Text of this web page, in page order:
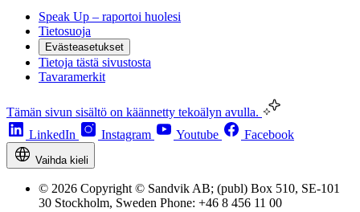
Speak Up – raportoi huolesi
Tietosuoja
Evästeasetukset
Tietoja tästä sivustosta
Tavaramerkit
Tämän sivun sisältö on käännetty tekoälyn avulla.
LinkedIn
Instagram Youtube Facebook
Vaihda kieli
© 2026 Copyright © Sandvik AB; (publ) Box 510, SE-101
30 Stockholm, Sweden Phone: +46 8 456 11 00